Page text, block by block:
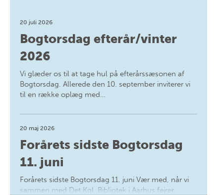
20 juli 2026
Bogtorsdag efterår/vinter
2026
Vi glæder os til at tage hul på efterårssæsonen af
Bogtorsdag. Allerede den 10. september inviterer vi
til en række oplæg med…
20 maj 2026
Forårets sidste Bogtorsdag
11. juni
Forårets sidste Bogtorsdag 11. juni Vær med, når vi
sammen med Det Kgl. Bibliotek i Aarhus fejrer